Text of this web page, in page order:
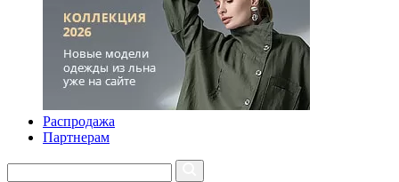
Распродажа
Партнерам